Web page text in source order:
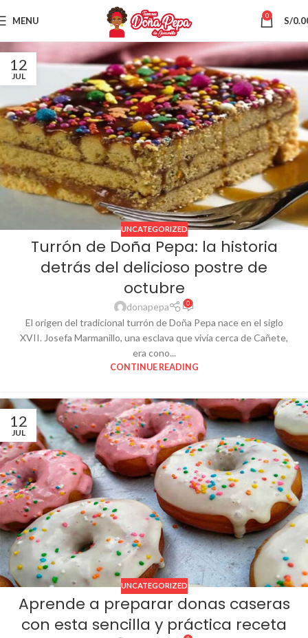
MENU 0 S/
12
JUL
UNCATEGORIZED
Turrón de Doña Pepa: la historia
detrás del delicioso postre de
octubre
donapepa 0
El origen del tradicional turrón de Doña Pepa nace en el siglo
XVII. Josefa Marmanillo, una esclava que vivía cerca de Cañete,
era cono...
CONTINUE READING
12
JUL
UNCATEGORIZED
Aprende a preparar donas caseras
con esta sencilla y práctica receta